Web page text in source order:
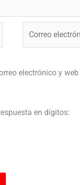
electrónico y
en dígitos: